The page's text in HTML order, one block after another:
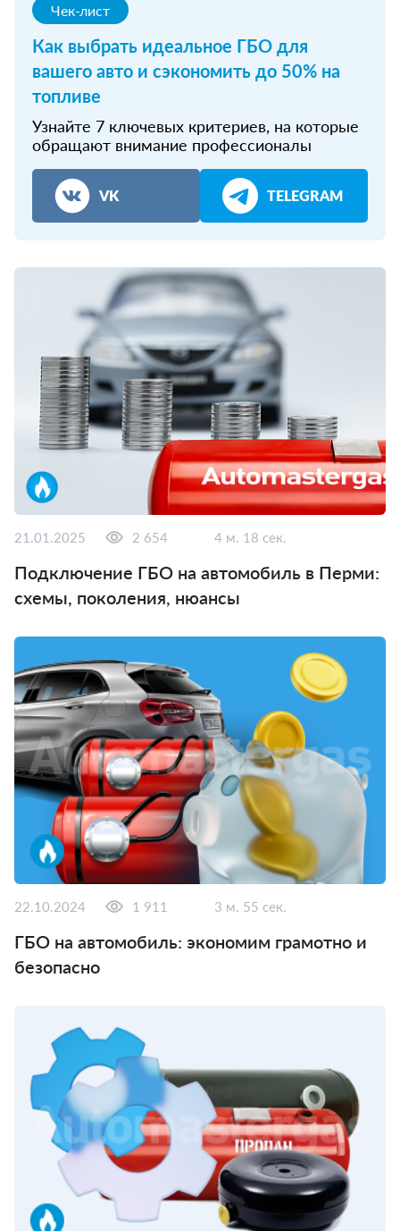
Чек-лист
Как выбрать идеальное ГБО для
вашего авто и сэкономить до 50% на
топливе
Узнайте 7 ключевых критериев, на которые
обращают внимание профессионалы
VK TELEGRAM
21.01.2025 2 654 4 м. 18 сек.
Подключение ГБО на автомобиль в Перми:
схемы, поколения, нюансы
22.10.2024 1 911 3 м. 55 сек.
ГБО на автомобиль: экономим грамотно и
безопасно